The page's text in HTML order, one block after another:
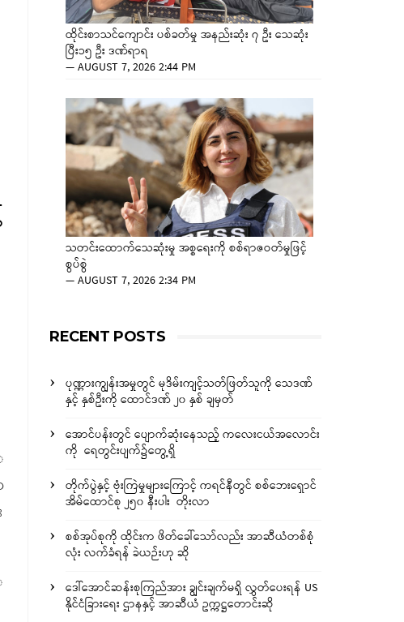
ထိုင်းစာသင်ကျောင်း ပစ်ခတ်မှု အနည်းဆုံး ၇ ဦး သေဆုံး
ပြီး၁၅ ဦး ဒဏ်ရာရ
—AUGUST 7, 2026 2:44 PM
သတင်းထောက်သေဆုံးမှု အစ္စရေးကို စစ်ရာဇဝတ်မှုဖြင့်
စွပ်စွဲ
—AUGUST 7, 2026 2:34 PM
RECENT POSTS
ပုဏ္ဏားကျွန်းအမှုတွင် မုဒိမ်းကျင့်သတ်ဖြတ်သူကို သေဒဏ်
နှင့် နှစ်ဦးကို ထောင်ဒဏ် ၂၀ နှစ် ချမှတ်
အောင်ပန်းတွင် ပျောက်ဆုံးနေသည့် ကလေးငယ်အလောင်း
ကို ရေတွင်းပျက်၌တွေ့ရှိ
တိုက်ပွဲနှင့် ဗုံးကြဲမှုများကြောင့် ကရင်နီတွင် စစ်ဘေးရှောင်
အိမ်ထောင်စု ၂၅၀ နီးပါး တိုးလာ
စစ်အုပ်စုကို ထိုင်းက ဖိတ်ခေါ်သော်လည်း အာဆီယံတစ်စုံ
လုံး လက်ခံရန် ခဲယဉ်းဟု ဆို
ဒေါ်အောင်ဆန်းစုကြည်အား ချွင်းချက်မရှိ လွှတ်ပေးရန် US
နိုင်ငံခြားရေး ဌာနနှင့် အာဆီယံ ဥက္ကဋ္ဌတောင်းဆို